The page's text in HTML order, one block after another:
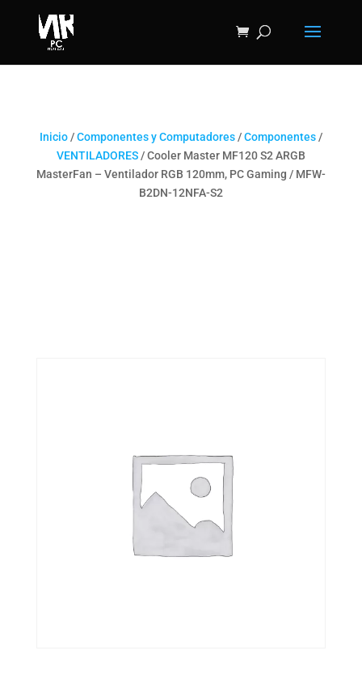
Inicio/Componentes y Computadores/Componentes/
VENTILADORES/ Cooler Master MF120 S2 ARGB
MasterFan – Ventilador RGB 120mm, PC Gaming / MFW-
B2DN-12NFA-S2